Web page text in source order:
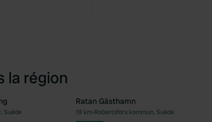
la région
Préféré
Suède
Ratan Gästhamn
19 km•Robertsfors kommun, Suède